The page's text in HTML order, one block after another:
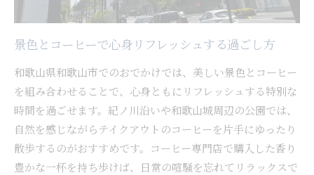
景色とコーヒーで心身リフレッシュする過ごし方
和歌山県和歌山市でのおでかけでは、美しい景色とコーヒー
を組み合わせることで、心身ともにリフレッシュする特別な
時間を過ごせます。紀ノ川沿いや和歌山城周辺の公園では、
自然を感じながらテイクアウトのコーヒーを片手にゆったり
散歩するのがおすすめです。コーヒー専門店で購入した香り
豊かな一杯を持ち歩けば、日常の喧騒を忘れてリラックスで